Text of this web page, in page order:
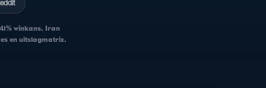
winkans. Iran
en uitslagmatrix.